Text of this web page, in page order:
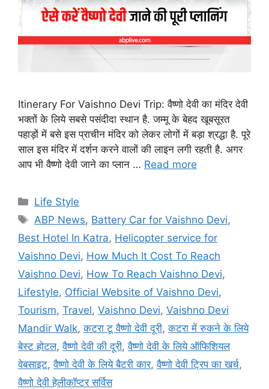
Itinerary For Vaishno Devi Trip: वैष्णो देवी का मंदिर देवी
भक्तों के लिये सबसे पसंदीदा स्थान है. जम्मू के बेहद खूबसूरत
पहाड़ों में बसे इस प्राचीन मंदिर को लेकर लोगों में बड़ा श्रद्धा है. पूरे
साल इस मंदिर में दर्शन करने वालों की लाइन लगी रहती है. अगर
आप भी वैष्णो देवी जाने का प्लान … Read more
C
a
e
g
o
r
s
Life Style
T
a
s
ABP News, Battery Car for Vaishno Devi,
Best Hotel In Katra, Helicopter service for
Vaishno Devi, How Much It Cost To Reach
Vaishno Devi, How To Reach Vaishno Devi,
Lifestyle, Official Website of Vaishno Devi,
Tourism, Travel, Vaishno Devi, Vaishno Devi
Mandir Walk,कटरा टू वैष्णो देवी दूरी,कटरा में रुकने के लिये
बेस्ट होटल,वैष्णो देवी की दूरी,वैष्णो देवी के लिये ऑफिशियल
वेबसाइट,वैष्णो देवी के लिये बैटरी कार,वैष्णो देवी ट्रिप का खर्च,
वैष्णो देवी हेलीकॉप्टर सर्विस